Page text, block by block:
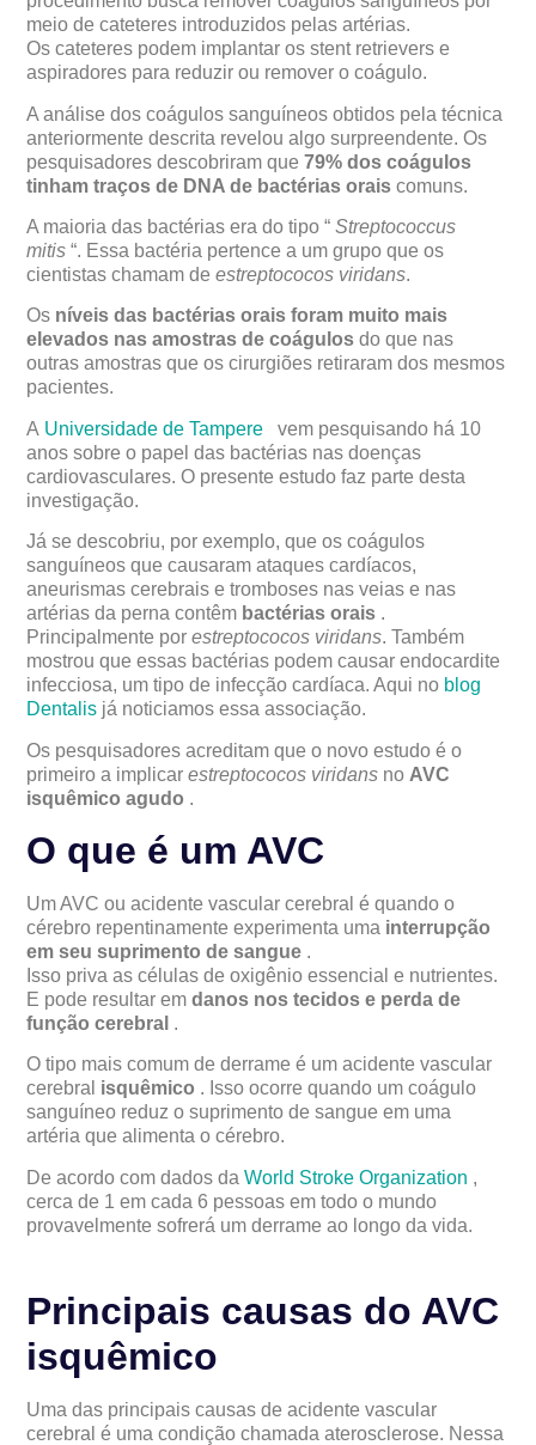
meio de cateteres introduzidos pelas artérias.
Os cateteres podem implantar os stent retrievers e
aspiradores para reduzir ou remover o coágulo.
A análise dos coágulos sanguíneos obtidos pela técnica
anteriormente descrita revelou algo surpreendente. Os
pesquisadores descobriram que79% dos coágulos
tinham traços de DNA de bactérias orais comuns.
A maioria das bactérias era do tipo “Streptococcus
mitis “. Essa bactéria pertence a um grupo que os
cientistas chamam deestreptococos viridans.
Os níveis das bactérias orais foram muito mais
elevados nas amostras de coágulos do que nas
outras amostras que os cirurgiões retiraram dos mesmos
pacientes.
A Universidade de Tampere vem pesquisando há 10
anos sobre o papel das bactérias nas doenças
cardiovasculares. O presente estudo faz parte desta
investigação.
Já se descobriu, por exemplo, que os coágulos
sanguíneos que causaram ataques cardíacos,
aneurismas cerebrais e tromboses nas veias e nas
artérias da perna contêm bactérias orais .
Principalmente porestreptococos viridans. Também
mostrou que essas bactérias podem causar endocardite
infecciosa, um tipo de infecção cardíaca. Aqui no blog
Dentalis já noticiamos essa associação.
Os pesquisadores acreditam que o novo estudo é o
primeiro a implicarestreptococos viridans no AVC
isquêmico agudo .
O que é um AVC
Um AVC ou acidente vascular cerebral é quando o
cérebro repentinamente experimenta uma interrupção
em seu suprimento de sangue .
Isso priva as células de oxigênio essencial e nutrientes.
E pode resultar emdanos nos tecidos e perda de
função cerebral .
O tipo mais comum de derrame é um acidente vascular
cerebral isquêmico . Isso ocorre quando um coágulo
sanguíneo reduz o suprimento de sangue em uma
artéria que alimenta o cérebro.
De acordo com dados daWorld Stroke Organization ,
cerca de 1 em cada 6 pessoas em todo o mundo
provavelmente sofrerá um derrame ao longo da vida.
Principais causas do AVC
isquêmico
Uma das principais causas de acidente vascular
cerebral é uma condição chamada aterosclerose. Nessa